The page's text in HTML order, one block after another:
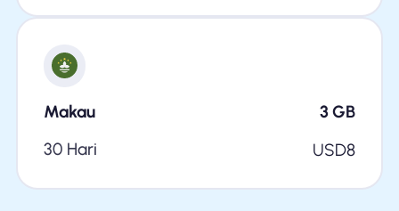
Makau 3 GB
30 Hari
USD8